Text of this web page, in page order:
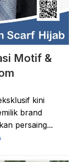
Motif &
kini
brand
persaing...